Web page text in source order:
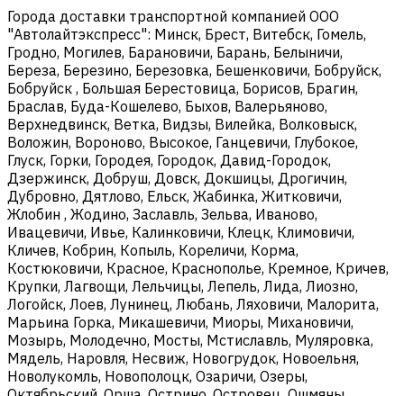
Города доставки транспортной компанией ООО
"Автолайтэкспресс": Минск, Брест, Витебск, Гомель,
Гродно, Могилев, Барановичи, Барань, Белыничи,
Береза, Березино, Березовка, Бешенковичи, Бобруйск,
Бобруйск , Большая Берестовица, Борисов, Брагин,
Браслав, Буда-Кошелево, Быхов, Валерьяново,
Верхнедвинск, Ветка, Видзы, Вилейка, Волковыск,
Воложин, Вороново, Высокое, Ганцевичи, Глубокое,
Глуск, Горки, Городея, Городок, Давид-Городок,
Дзержинск, Добруш, Довск, Докшицы, Дрогичин,
Дубровно, Дятлово, Ельск, Жабинка, Житковичи,
Жлобин , Жодино, Заславль, Зельва, Иваново,
Ивацевичи, Ивье, Калинковичи, Клецк, Климовичи,
Кличев, Кобрин, Копыль, Кореличи, Корма,
Костюковичи, Красное, Краснополье, Кремное, Кричев,
Крупки, Лагвощи, Лельчицы, Лепель, Лида, Лиозно,
Логойск, Лоев, Лунинец, Любань, Ляховичи, Малорита,
Марьина Горка, Микашевичи, Миоры, Михановичи,
Мозырь, Молодечно, Мосты, Мстиславль, Муляровка,
Мядель, Наровля, Несвиж, Новогрудок, Новоельня,
Новолукомль, Новополоцк, Озаричи, Озеры,